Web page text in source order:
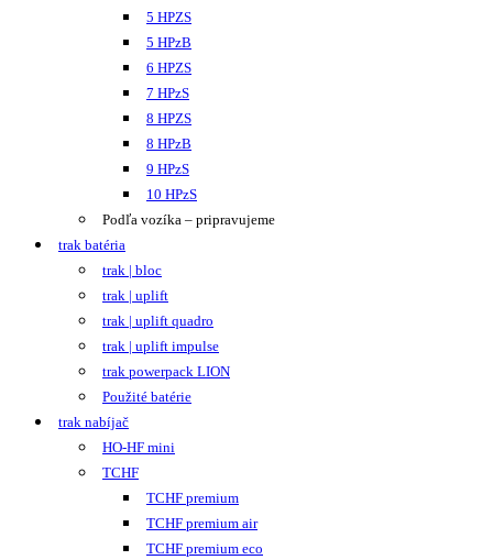
5 HPZS
5 HPzB
6 HPZS
7 HPzS
8 HPZS
8 HPzB
9 HPzS
10 HPzS
Podľa vozíka – pripravujeme
trak batéria
trak | bloc
trak | uplift
trak | uplift quadro
trak | uplift impulse
trak powerpack LION
Použité batérie
trak nabíjač
HO-HF mini
TCHF
TCHF premium
TCHF premium air
TCHF premium eco